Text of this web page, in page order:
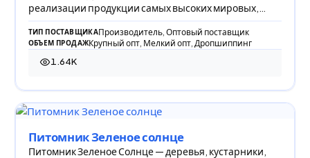
реализации продукции самых высоких мировых,
европейских и российских стан
ТИП ПОСТАВЩИКАПроизводитель, Оптовый поставщик
ОБЪЕМ ПРОДАЖКрупный опт, Мелкий опт, Дропшиппинг
1.64K
1 644 просмотра
Питомник Зеленое солнце
Питомник Зеленое Солнце — деревья, кустарники,